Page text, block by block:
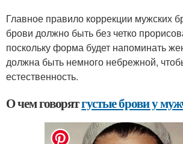
Главное правило коррекции мужских
брови должно быть без четко
поскольку форма будет напоминать
должна быть немного небрежной,
естественность.
О чем говорятгустые брови у